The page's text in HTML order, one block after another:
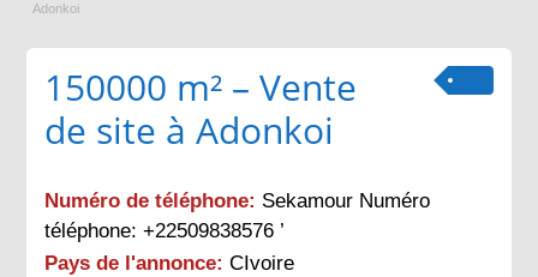
Adonkoi
150000 m² – Vente
de site à Adonkoi
Numéro de téléphone: Sekamour Numéro
téléphone: +22509838576 ’
Pays de l'annonce: CIvoire